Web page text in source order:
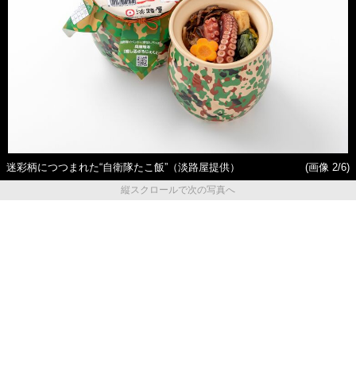
迷彩柄につつまれた“自衛隊たこ飯”（淡路屋提供）
(画像 2/6)
縦スクロールで次の写真へ